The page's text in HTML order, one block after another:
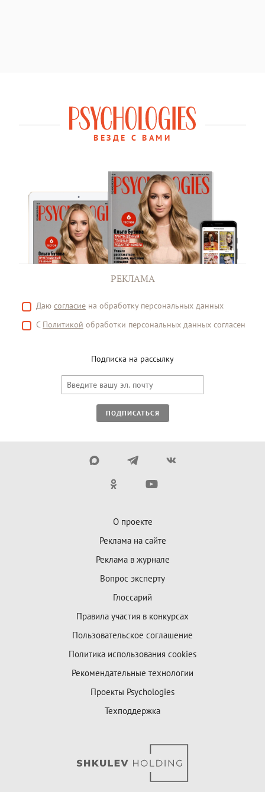
ВЕЗДЕ С ВАМИ
РЕКЛАМА
Даю согласие на обработку персональных данных
С Политикой обработки персональных данных согласен
Подписка на рассылку
ПОДПИСАТЬСЯ
О проекте
Реклама на сайте
Реклама в журнале
Вопрос эксперту
Глоссарий
Правила участия в конкурсах
Пользовательское соглашение
Политика использования cookies
Рекомендательные технологии
Проекты Psychologies
Техподдержка